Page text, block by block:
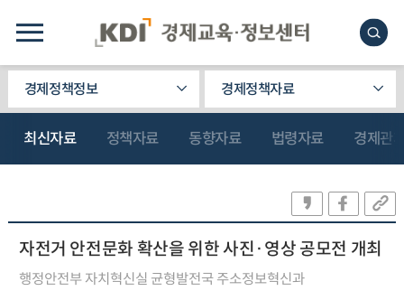
경제정책정보 경제정책자료
최신자료 정책자료 동향자료 법령자료 경제관
자전거 안전문화 확산을 위한 사진·영상 공모전 개최
행정안전부 자치혁신실 균형발전국 주소정보혁신과